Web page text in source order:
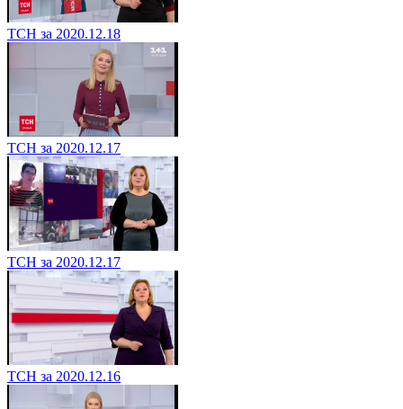
ТСН за 2020.12.18
ТСН за 2020.12.17
ТСН за 2020.12.17
ТСН за 2020.12.16